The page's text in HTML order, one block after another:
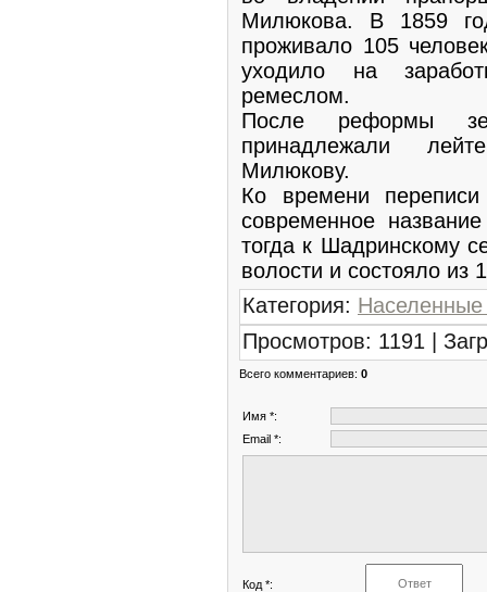
Милюкова. В 1859
проживало 105
уходило на
ремеслом.
После реформы
принадлежали
Милюкову.
Ко времени
современное
тогда к Шадринскому
волости и состояло из
Категория: Населенные
Просмотров: 1191 |
Всего комментариев: 0
Имя *:
Email *:
Код *: